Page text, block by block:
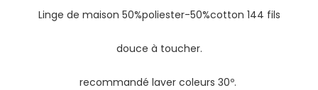
Linge de maison 50%poliester-50%cotton 144 fils
douce à toucher.
recommandé laver coleurs 30º.